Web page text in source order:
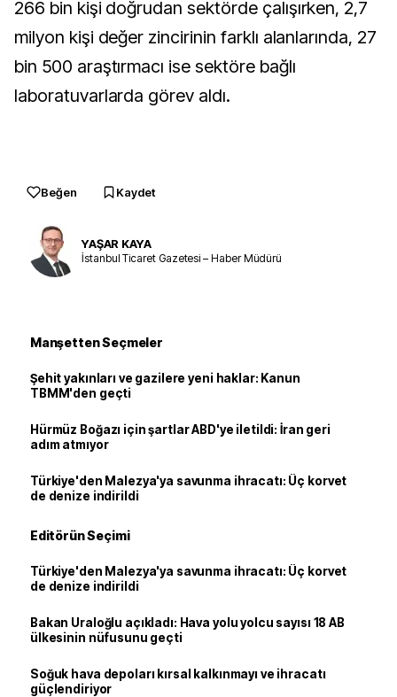
266 bin kişi doğrudan sektörde çalışırken, 2,7
milyon kişi değer zincirinin farklı alanlarında, 27
bin 500 araştırmacı ise sektöre bağlı
laboratuvarlarda görev aldı.
Beğen Kaydet
YAŞAR KAYA
İstanbul Ticaret Gazetesi – Haber Müdürü
Manşetten Seçmeler
Şehit yakınları ve gazilere yeni haklar: Kanun
TBMM'den geçti
Hürmüz Boğazı için şartlar ABD'ye iletildi: İran geri
adım atmıyor
Türkiye'den Malezya'ya savunma ihracatı: Üç korvet
de denize indirildi
Editörün Seçimi
Türkiye'den Malezya'ya savunma ihracatı: Üç korvet
de denize indirildi
Bakan Uraloğlu açıkladı: Hava yolu yolcu sayısı 18 AB
ülkesinin nüfusunu geçti
Soğuk hava depoları kırsal kalkınmayı ve ihracatı
güçlendiriyor